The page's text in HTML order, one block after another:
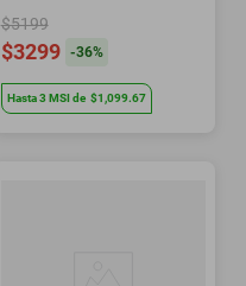
RBR0102S 001/VR
$5199
$3299 -36%
Hasta3 MSI de $1,099.67